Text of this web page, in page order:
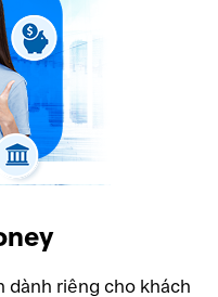
dành riêng cho khách